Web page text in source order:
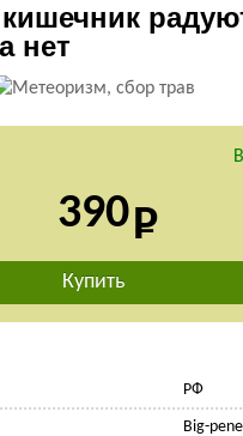
нет
390
РФ
Big-